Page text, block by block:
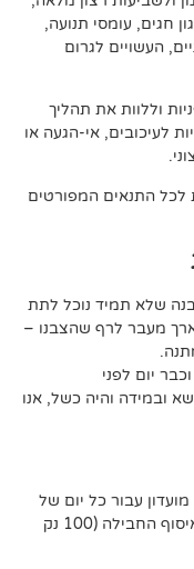
או
לתת
–
אנו
יום של
המתנה, החל מיום העסקים הרביעי מרגע איסוף החבילה (100 נק